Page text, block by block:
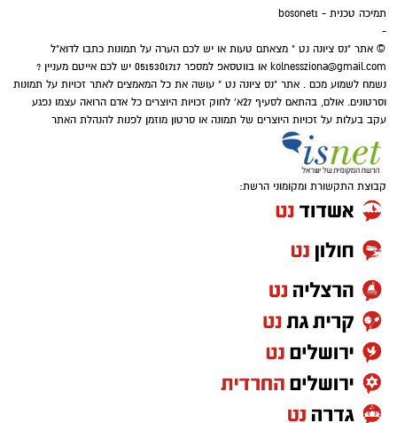
של הפועל באר שבע מול הכוכב האדום במסגרת
משחקי מוקדמות ליגת האלופות.
האם לנס ציונה יהיה נציג בליגת האלופות ועוד
שחקן בית שגדל בסקציה ושיחק בשורותיה עד
הכוכב האדום בלגרד.
תמיכה טכנית - bosonet1
-
© אתר "נס ציונה נט " מצאתם טעות או יש לכם הערה על תמונות כתבו לדוא"ל
kolnessziona@gmail.com
או בווטסאפ למספר 0515301717 יש לכם אייטם מעניין ?
נשמח לשמוע מכם . אתר "נס ציונה נט " עושה את כל המאמצים לאתר זכויות על תמונות
וסרטונים. אולם, בהתאם לסעיף 27א' לחוק זכויות היוצרים כל אדם הרואה עצמו נפגע
עקב בעלות על זכויות היוצרים של תמונה או סרטון מוזמן לפנות להנהלת האתר
קבוצת התקשורת ומקומוני הרשת: